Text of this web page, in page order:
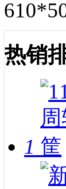
热销
1